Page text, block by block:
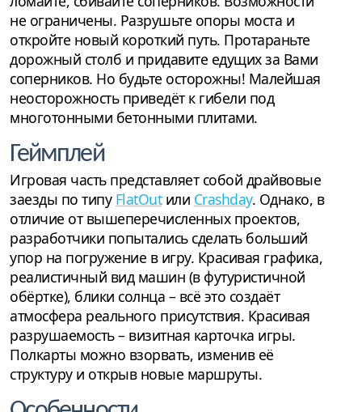
не ограничены. Разрушьте опоры моста и
откройте новый короткий путь. Протараньте
дорожный столб и придавите едущих за Вами
соперников. Но будьте осторожны! Малейшая
неосторожность приведёт к гибели под
многотонными бетонными плитами.
Геймплей
Игровая часть представляет собой драйвовые
заезды по типу FlatOutили Crashday. Однако, в
отличие от вышеперечисленных проектов,
разработчики попытались сделать больший
упор на погружение в игру. Красивая графика,
реалистичный вид машин (в футуристичной
обёртке), блики солнца – всё это создаёт
атмосфера реального присутствия. Красивая
разрушаемость – визитная карточка игры.
Полкарты можно взорвать, изменив её
структуру и открыв новые маршруты.